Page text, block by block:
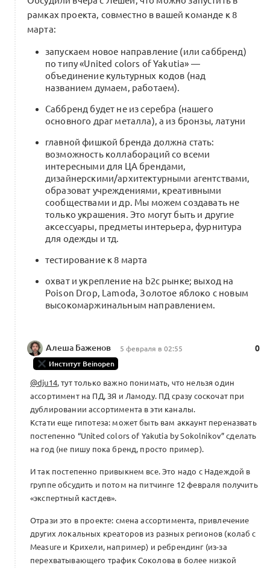
рамках проекта, совместно в вашей команде к 8
марта:
запускаем новое направление (или саббренд)
по типу «United colors of Yakutia» —
объединение культурных кодов (над
названием думаем, работаем).
Саббренд будет не из серебра (нашего
основного драг металла), а из бронзы, латуни
главной фишкой бренда должна стать:
возможность коллабораций со всеми
интересными для ЦА брендами,
дизайнерскими/архитектурными агентствами,
образоват учреждениями, креативными
сообществами и др. Мы можем создавать не
только украшения. Это могут быть и другие
аксессуары, предметы интерьера, фурнитура
для одежды и тд.
тестирование к 8 марта
охват и укрепление на b2c рынке; выход на
Poison Drop, Lamoda, Золотое яблоко с новым
высокомаржинальным направлением.
Алеша Баженов 5 февраля в 02:55
Институт Beinopen
0
@dju14, тут только важно понимать, что нельзя один
ассортимент на ПД, ЗЯ и Ламоду. ПД сразу соскочат при
дублировании ассортимента в эти каналы.
Кстати еще гипотеза: может быть вам аккаунт переназвать
постепенно “United colors of Yakutia by Sokolnikov” сделать
на год (не пишу пока бренд, просто пример).
И так постепенно привыкнем все. Это надо с Надеждой в
группе обсудить и потом на питчинге 12 февраля получить
«экспертный кастдев».
Отрази это в проекте: смена ассортимента, привлечение
других локальных креаторов из разных регионов (колаб с
Measure и Крихели, например) и ребрендинг (из-за
перехватывающего трафик Соколова в более низкой